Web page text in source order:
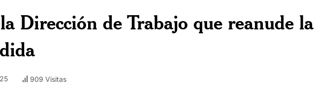
Dirección de Trabajo que reanude la
909 Visitas